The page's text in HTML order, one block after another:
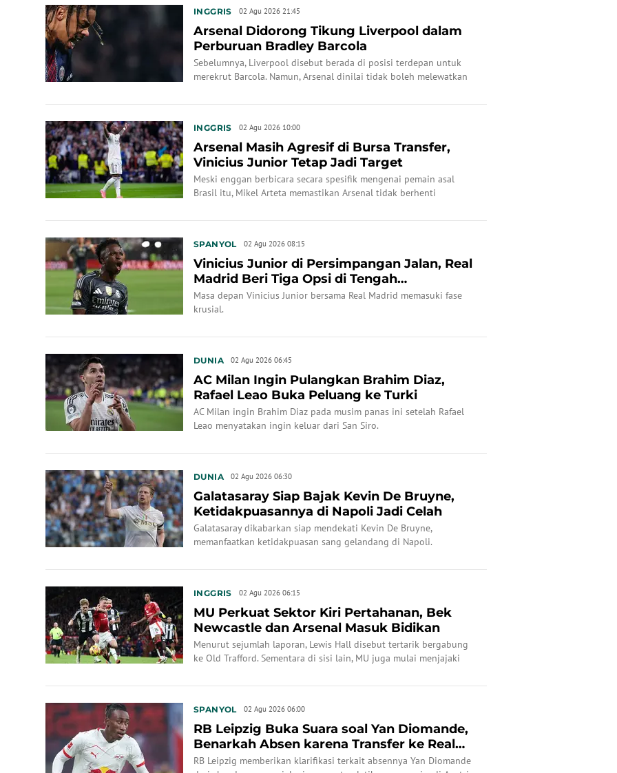
INGGRIS 02 Agu 2026 21:45
Arsenal Didorong Tikung Liverpool dalam
Perburuan Bradley Barcola
Sebelumnya, Liverpool disebut berada di posisi terdepan untuk
merekrut Barcola. Namun, Arsenal dinilai tidak boleh melewatkan
terus bersaing memperebutkan gelar juara.
INGGRIS 02 Agu 2026 10:00
Arsenal Masih Agresif di Bursa Transfer,
Vinicius Junior Tetap Jadi Target
Meski enggan berbicara secara spesifik mengenai pemain asal
Brasil itu, Mikel Arteta memastikan Arsenal tidak berhenti
League.
SPANYOL 02 Agu 2026 08:15
Vinicius Junior di Persimpangan Jalan, Real
Madrid Beri Tiga Opsi di Tengah
Ketertarikan A...
Masa depan Vinicius Junior bersama Real Madrid memasuki fase
krusial.
DUNIA 02 Agu 2026 06:45
AC Milan Ingin Pulangkan Brahim Diaz,
Rafael Leao Buka Peluang ke Turki
AC Milan ingin Brahim Diaz pada musim panas ini setelah Rafael
Leao menyatakan ingin keluar dari San Siro.
DUNIA 02 Agu 2026 06:30
Galatasaray Siap Bajak Kevin De Bruyne,
Ketidakpuasannya di Napoli Jadi Celah
Galatasaray dikabarkan siap mendekati Kevin De Bruyne,
memanfaatkan ketidakpuasan sang gelandang di Napoli.
INGGRIS 02 Agu 2026 06:15
MU Perkuat Sektor Kiri Pertahanan, Bek
Newcastle dan Arsenal Masuk Bidikan
Menurut sejumlah laporan, Lewis Hall disebut tertarik bergabung
ke Old Trafford. Sementara di sisi lain, MU juga mulai menjajaki
SPANYOL 02 Agu 2026 06:00
RB Leipzig Buka Suara soal Yan Diomande,
Benarkah Absen karena Transfer ke Real
Madrid?
RB Leipzig memberikan klarifikasi terkait absennya Yan Diomande